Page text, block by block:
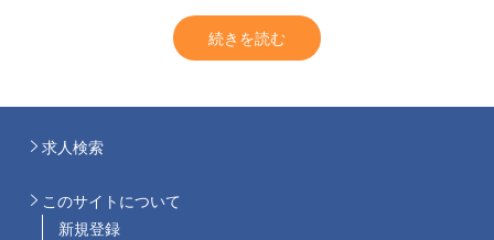
続きを読む
求人検索
このサイトについて
新規登録